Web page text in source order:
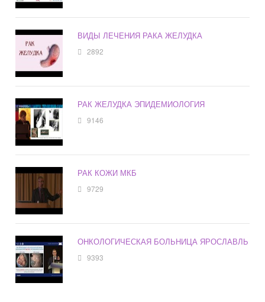
ВИДЫ ЛЕЧЕНИЯ РАКА ЖЕЛУДКА
2892
РАК ЖЕЛУДКА ЭПИДЕМИОЛОГИЯ
9146
РАК КОЖИ МКБ
9729
ОНКОЛОГИЧЕСКАЯ БОЛЬНИЦА ЯРОСЛАВЛЬ
9393